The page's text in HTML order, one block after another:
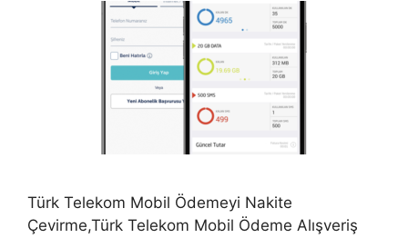
Türk Telekom Mobil Ödemeyi Nakite
Çevirme,Türk Telekom Mobil Ödeme Alışveriş